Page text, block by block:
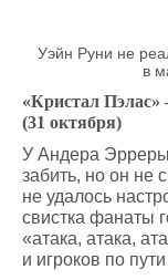
Уэйн Руни не
в
«Кристал
(31 октября)
У Андера
забить, но он не
не удалось
свистка фанаты
«атака, атака,
и игроков по